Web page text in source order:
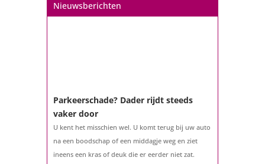
Nieuwsberichten
Parkeerschade? Dader rijdt steeds
vaker door
U kent het misschien wel. U komt terug bij uw auto
na een boodschap of een middagje weg en ziet
ineens een kras of deuk die er eerder niet zat.